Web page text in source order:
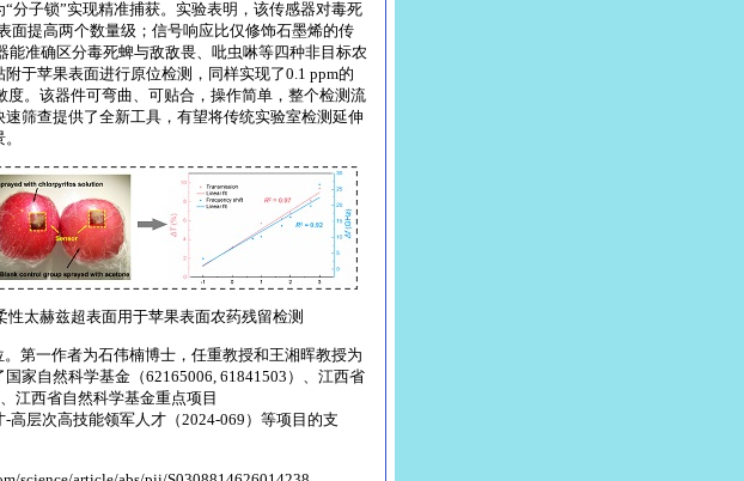
分子锁”实现精准捕获。实验表明，该传感器对毒死
面提高两个数量级；信号响应比仅修饰石墨烯的传
能准确区分毒死蜱与敌敌畏、吡虫啉等四种非目标农
于苹果表面进行原位检测，同样实现了0.1 ppm的
。该器件可弯曲、可贴合，操作简单，整个检测流
筛查提供了全新工具，有望将传统实验室检测延伸
性太赫兹超表面用于苹果表面农药残留检测
第一作者为石伟楠博士，任重教授和王湘晖教授为
家自然科学基金（62165006, 61841503）、江西省
江西省自然科学基金重点项目
-高层次高技能领军人才（2024-069）等项目的支